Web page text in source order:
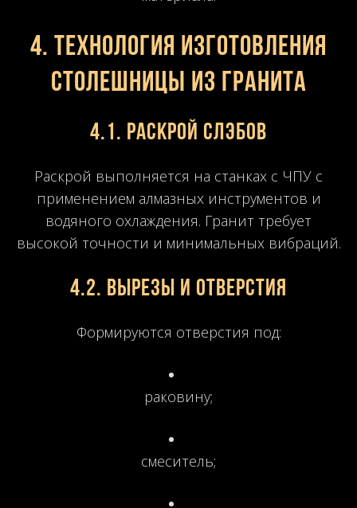
4. Технология изготовления
столешницы из гранита
4.1. Раскрой слэбов
Раскрой выполняется на станках с ЧПУ с
применением алмазных инструментов и
водяного охлаждения. Гранит требует
высокой точности и минимальных вибраций.
4.2. Вырезы и отверстия
Формируются отверстия под:
раковину;
смеситель;